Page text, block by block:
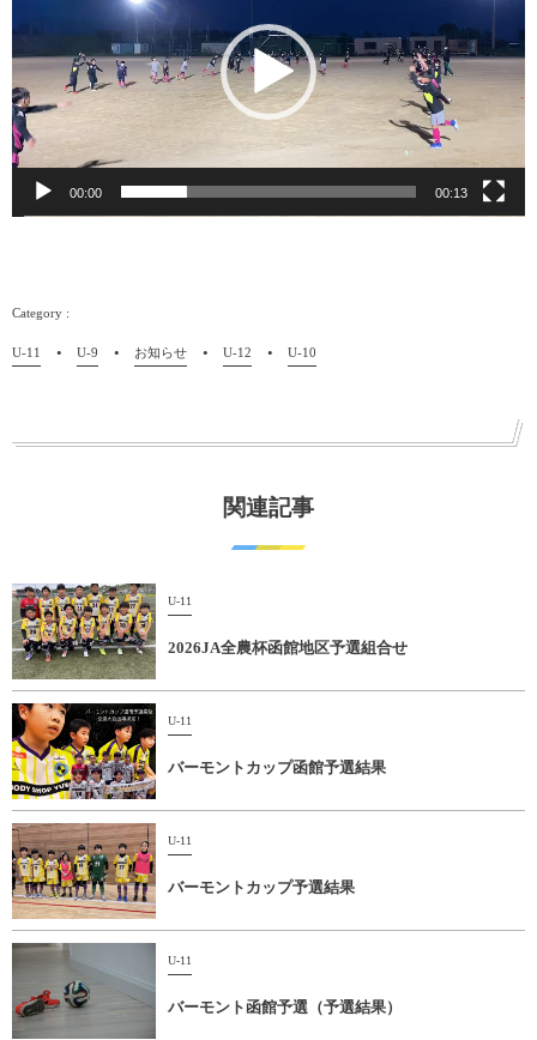
プ
ー
ヤ
00:00 00:13
U-11 U-9 お知らせ U-12 U-10
関連記事
U-11
2026JA全農杯函館地区予選組合せ
U-11
バーモントカップ函館予選結果
U-11
バーモントカップ予選結果
U-11
バーモント函館予選（予選結果）